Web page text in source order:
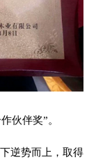
伙伴奖”。
逆势而上，取得